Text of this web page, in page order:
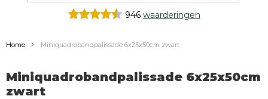
946 waarderingen
Home Miniquadrobandpalissade 6x25x50cm zwart
Miniquadrobandpalissade 6x25x50cm
zwart